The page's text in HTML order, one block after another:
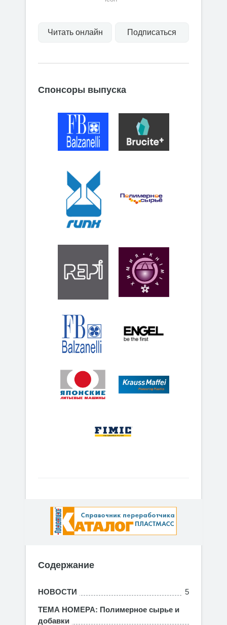
Читать онлайн Подписаться
Спонсоры выпуска
Содержание
НОВОСТИ 5
ТЕМА НОМЕРА: Полимерное сырье и
добавки